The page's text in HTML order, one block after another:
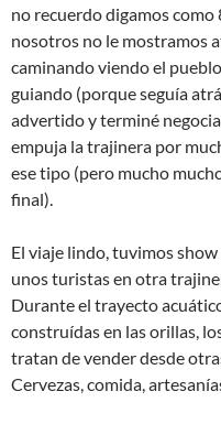
no recuerdo digamos como
nosotros no le mostramos
caminando viendo el
guiando (porque seguía
advertido y terminé
empuja la trajinera por
ese tipo (pero mucho
final).
El viaje lindo, tuvimos
unos turistas en otra
Durante el trayecto
construídas en las orillas,
tratan de vender desde
Cervezas, comida,